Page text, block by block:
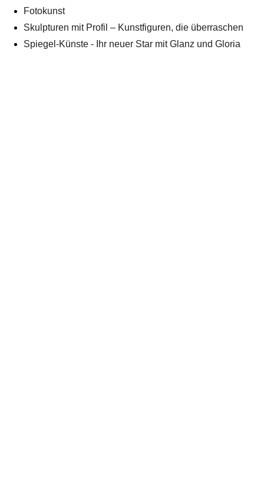
Fotokunst
Skulpturen mit Profil – Kunstfiguren, die überraschen
Spiegel-Künste - Ihr neuer Star mit Glanz und Gloria